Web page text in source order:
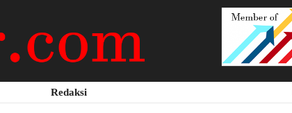
Redaksi